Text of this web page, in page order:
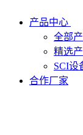
产品中心
全部
精选
SCI设
合作厂家